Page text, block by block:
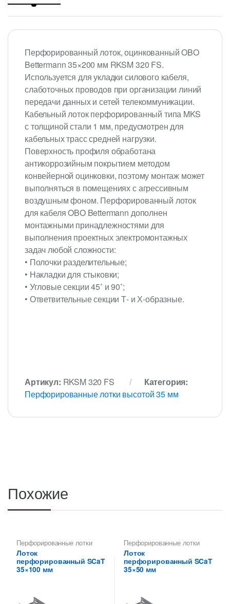
Перфорированный лоток, оцинкованный OBO
Bettermann 35×200 мм RKSM 320 FS.
Используется для укладки силового кабеля,
слаботочных проводов при организации линий
передачи данных и сетей телекоммуникации.
Кабельный лоток перфорированный типа MKS
с толщиной стали 1 мм, предусмотрен для
кабельных трасс средней нагрузки.
Поверхность профиля обработана
антикоррозийным покрытием методом
конвейерной оцинковки, поэтому монтаж может
выполняться в помещениях с агрессивным
воздушным фоном. Перфорированный лоток
для кабеля OBO Bettermann дополнен
монтажными принадлежностями для
выполнения проектных электромонтажных
задач любой сложности:
• Полочки разделительные;
• Накладки для стыковки;
• Угловые секции 45˚ и 90˚;
• Ответвительные секции Т- и Х-образные.
Артикул: RKSM 320 FS
Категория:
Перфорированные лотки высотой 35 мм
Похожие
Перфорированные лотки
высотой 35 мм
Лоток
перфорированный SCaT
35×100 мм
Перфорированные лотки
высотой 35 мм
Лоток
перфорированный SCaT
35×50 мм